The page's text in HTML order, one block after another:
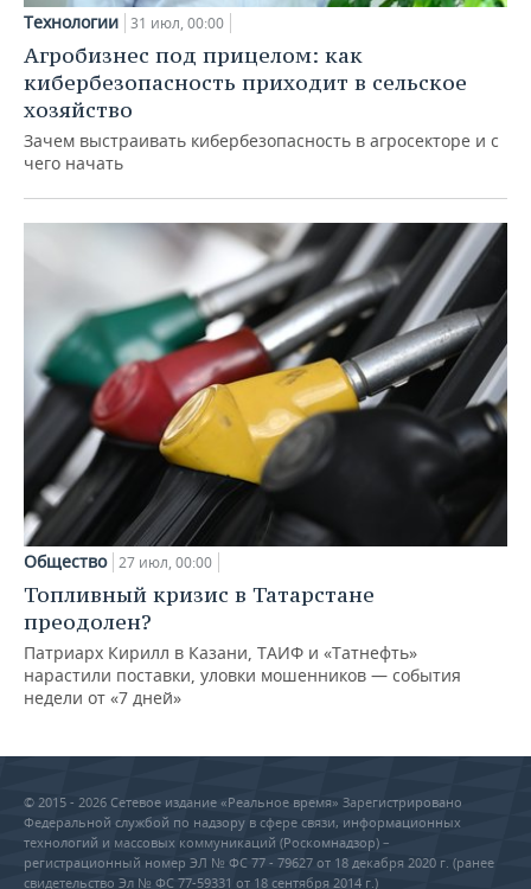
Технологии 31 июл, 00:00
Агробизнес под прицелом: как
кибербезопасность приходит в сельское
хозяйство
Зачем выстраивать кибербезопасность в агросекторе и с
чего начать
Общество 27 июл, 00:00
Топливный кризис в Татарстане
преодолен?
Патриарх Кирилл в Казани, ТАИФ и «Татнефть»
нарастили поставки, уловки мошенников — события
недели от «7 дней»
© 2015 - 2026 Сетевое издание «Реальное время» Зарегистрировано
Федеральной службой по надзору в сфере связи, информационных
технологий и массовых коммуникаций (Роскомнадзор) –
регистрационный номер ЭЛ № ФС 77 - 79627 от 18 декабря 2020 г. (ранее
свидетельство Эл № ФС 77-59331 от 18 сентября 2014 г.)